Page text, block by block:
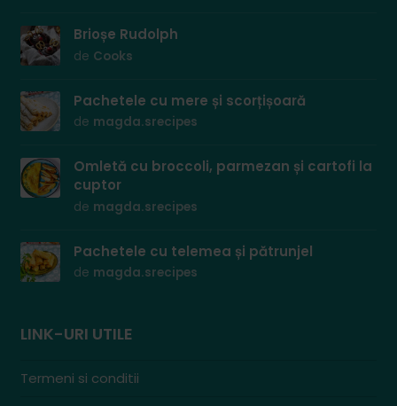
Brioșe Rudolph
de Cooks
Pachetele cu mere și scorțișoară
de magda.srecipes
Omletă cu broccoli, parmezan și cartofi la
cuptor
de magda.srecipes
Pachetele cu telemea și pătrunjel
de magda.srecipes
LINK-URI UTILE
Termeni si conditii